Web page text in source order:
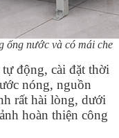
ống nước và có mái che
động, cài đặt thời
nóng, nguồn
rất hài lòng, dưới
hoàn thiện công